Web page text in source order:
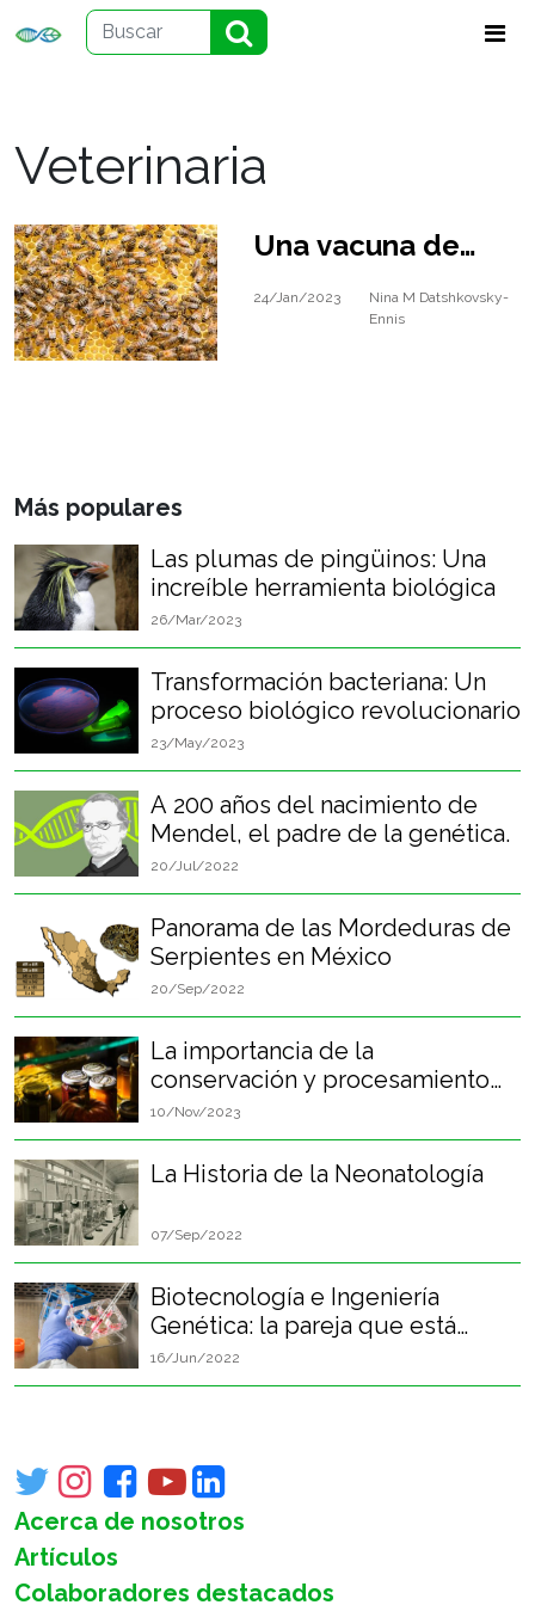
Veterinaria
Una vacuna de
esperanza para las
abejas mieleras
24/Jan/2023
Nina M Datshkovsky-
Ennis
Más populares
Las plumas de pingüinos: Una
increíble herramienta biológica
26/Mar/2023
Transformación bacteriana: Un
proceso biológico revolucionario
23/May/2023
A 200 años del nacimiento de
Mendel, el padre de la genética.
20/Jul/2022
Panorama de las Mordeduras de
Serpientes en México
20/Sep/2022
La importancia de la
conservación y procesamiento
de alimentos en el desarrollo de
la humanidad
10/Nov/2023
La Historia de la Neonatología
07/Sep/2022
Biotecnología e Ingeniería
Genética: la pareja que está
cambiando el mundo
16/Jun/2022
Acerca de nosotros
Artículos
Colaboradores destacados